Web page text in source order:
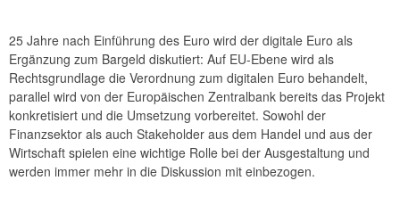
25 Jahre nach Einführung des Euro wird der digitale Euro als
Ergänzung zum Bargeld diskutiert: Auf EU-Ebene wird als
Rechtsgrundlage die Verordnung zum digitalen Euro behandelt,
parallel wird von der Europäischen Zentralbank bereits das Projekt
konkretisiert und die Umsetzung vorbereitet. Sowohl der
Finanzsektor als auch Stakeholder aus dem Handel und aus der
Wirtschaft spielen eine wichtige Rolle bei der Ausgestaltung und
werden immer mehr in die Diskussion mit einbezogen.